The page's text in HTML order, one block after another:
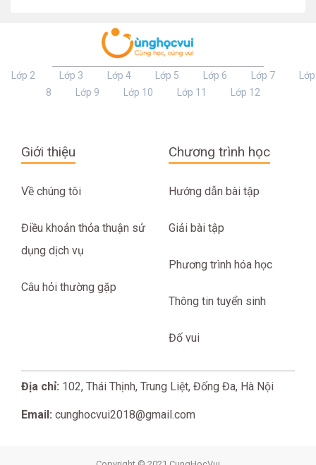
Lớp 2 Lớp 3 Lớp 4 Lớp 5 Lớp 6 Lớp 7
Lớp
8
Lớp 9 Lớp 10 Lớp 11 Lớp 12
Giới thiệu
Về chúng tôi
Điều khoản thỏa thuận sử
dụng dịch vụ
Câu hỏi thường gặp
Chương trình học
Hướng dẫn bài tập
Giải bài tập
Phương trình hóa học
Thông tin tuyển sinh
Đố vui
Địa chỉ: 102, Thái Thịnh, Trung Liệt, Đống Đa, Hà Nội
Email: cunghocvui2018@gmail.com